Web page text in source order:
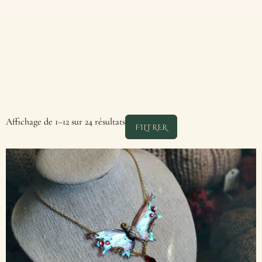
FILTRER
Affichage de 1–12 sur 24 résultats